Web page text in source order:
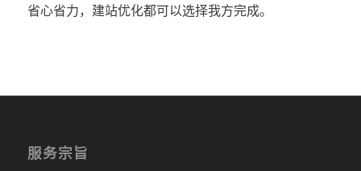
省心省力，建站优化都可以选择我方完成。
服务宗旨